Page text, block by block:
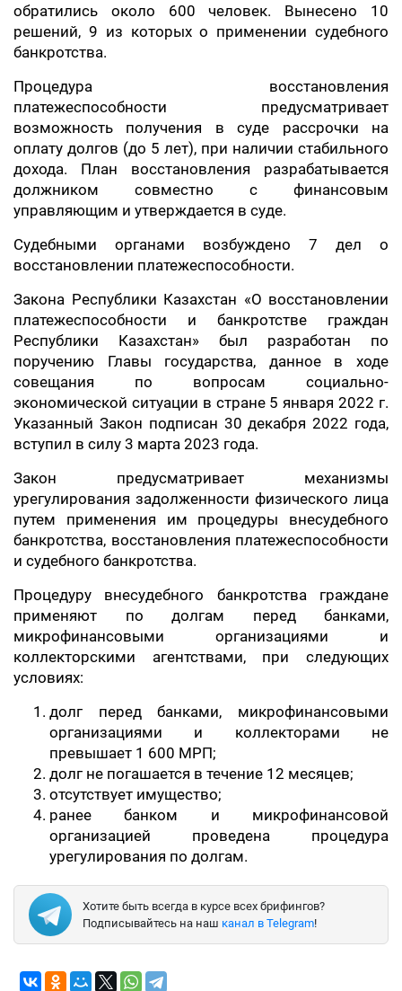
обратились около 600 человек. Вынесено 10
решений, 9 из которых о применении судебного
банкротства.
Процедура восстановления
платежеспособности предусматривает
возможность получения в суде рассрочки на
оплату долгов (до 5 лет), при наличии стабильного
дохода. План восстановления разрабатывается
должником совместно с финансовым
управляющим и утверждается в суде.
Судебными органами возбуждено 7 дел о
восстановлении платежеспособности.
Закона Республики Казахстан «О восстановлении
платежеспособности и банкротстве граждан
Республики Казахстан» был разработан по
поручению Главы государства, данное в ходе
совещания по вопросам социально-
экономической ситуации в стране 5 января 2022 г.
Указанный Закон подписан 30 декабря 2022 года,
вступил в силу 3 марта 2023 года.
Закон предусматривает механизмы
урегулирования задолженности физического лица
путем применения им процедуры внесудебного
банкротства, восстановления платежеспособности
и судебного банкротства.
Процедуру внесудебного банкротства граждане
применяют по долгам перед банками,
микрофинансовыми организациями и
коллекторскими агентствами, при следующих
условиях:
долг перед банками, микрофинансовыми
организациями и коллекторами не
превышает 1 600 МРП;
долг не погашается в течение 12 месяцев;
отсутствует имущество;
ранее банком и микрофинансовой
организацией проведена процедура
урегулирования по долгам.
Хотите быть всегда в курсе всех брифингов?
Подписывайтесь на наш канал в Telegram!